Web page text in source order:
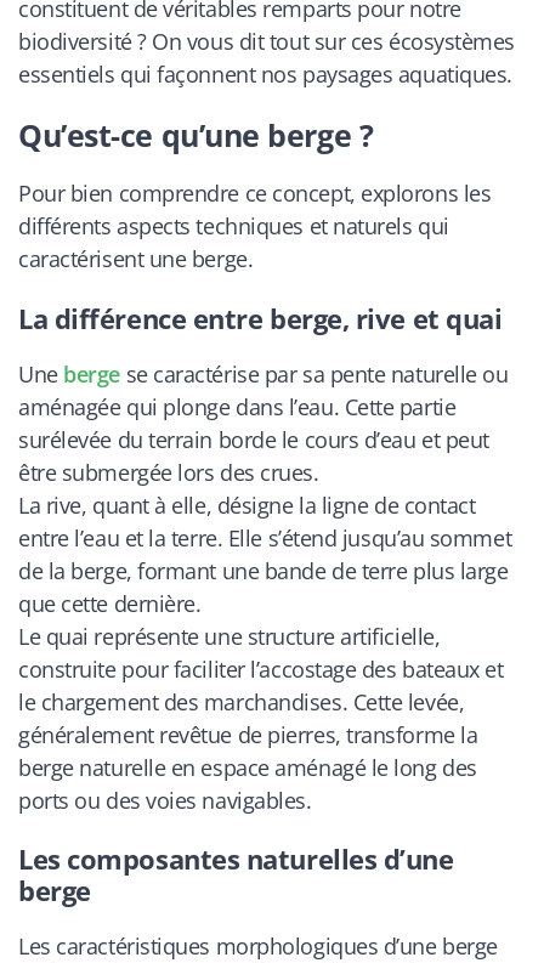
constituent de véritables remparts pour notre
biodiversité ? On vous dit tout sur ces écosystèmes
essentiels qui façonnent nos paysages aquatiques.
Qu’est-ce qu’une berge ?
Pour bien comprendre ce concept, explorons les
différents aspects techniques et naturels qui
caractérisent une berge.
La différence entre berge, rive et quai
Une bergese caractérise par sa pente naturelle ou
aménagée qui plonge dans l’eau. Cette partie
surélevée du terrain borde le cours d’eau et peut
être submergée lors des crues.
La rive, quant à elle, désigne la ligne de contact
entre l’eau et la terre. Elle s’étend jusqu’au sommet
de la berge, formant une bande de terre plus large
que cette dernière.
Le quai représente une structure artificielle,
construite pour faciliter l’accostage des bateaux et
le chargement des marchandises. Cette levée,
généralement revêtue de pierres, transforme la
berge naturelle en espace aménagé le long des
ports ou des voies navigables.
Les composantes naturelles d’une
berge
Les caractéristiques morphologiques d’une berge